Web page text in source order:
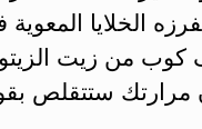
الخلايا
كوب من زيت
مرارتك ستتقلص